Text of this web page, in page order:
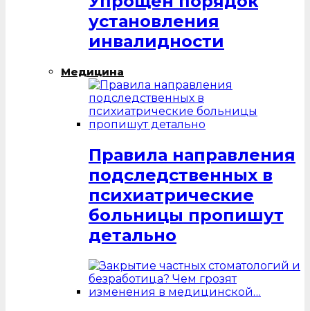
установления
инвалидности
Медицина
Правила направления
подследственных в
психиатрические
больницы пропишут
детально